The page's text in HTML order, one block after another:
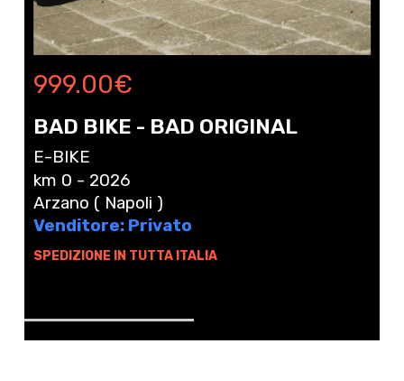
999.00€
BAD BIKE - BAD ORIGINAL
E-BIKE
km 0 - 2026
Arzano ( Napoli )
Venditore: Privato
SPEDIZIONE IN TUTTA ITALIA